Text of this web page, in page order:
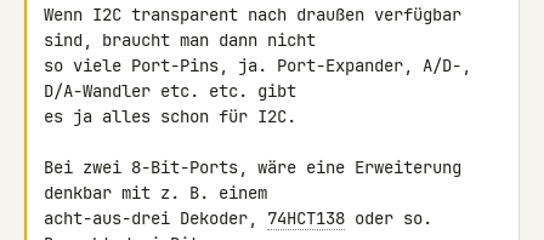
Wenn I2C transparent nach draußen verfügbar
sind, braucht man dann nicht
so viele Port-Pins, ja. Port-Expander, A/D-,
D/A-Wandler etc. etc. gibt
es ja alles schon für I2C.
Bei zwei 8-Bit-Ports, wäre eine Erweiterung
denkbar mit z. B. einem
acht-aus-drei Dekoder, 74HCT138 oder so.